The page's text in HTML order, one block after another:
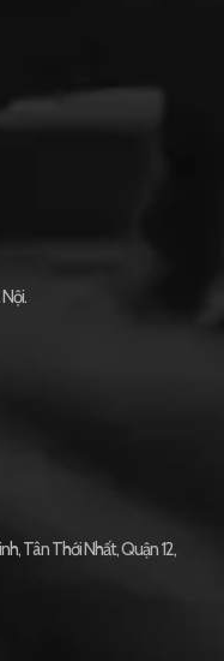
Tân Thới Nhất, Quận 12,